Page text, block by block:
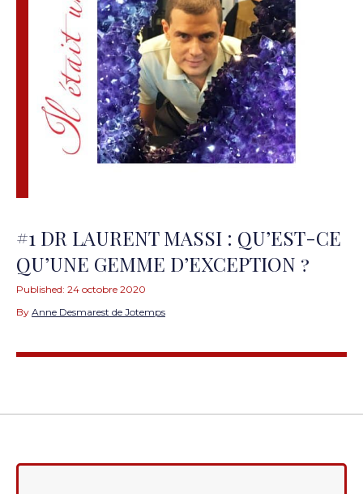
#1 DR LAURENT MASSI : QU’EST-CE
QU’UNE GEMME D’EXCEPTION ?
Published: 24 octobre 2020
By Anne Desmarest de Jotemps